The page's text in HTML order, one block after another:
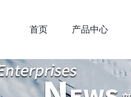
首页 产品中心